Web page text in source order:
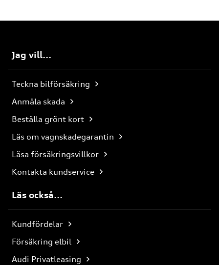
Jag vill...
Teckna bilförsäkring
Anmäla skada
Beställa grönt kort
Läs om vagnskadegarantin
Läsa försäkringsvillkor
Kontakta kundservice
Läs också...
Kundfördelar
Försäkring elbil
Audi Privatleasing